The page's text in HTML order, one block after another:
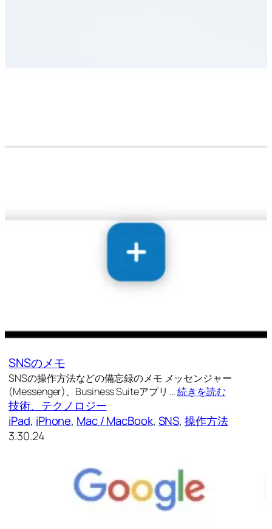
SNSのメモ
SNSの操作方法などの備忘録のメモ メッセンジャー
(Messenger)、Business Suiteアプリ …続きを読む
技術、テクノロジー
iPad, iPhone, Mac / MacBook, SNS, 操作方法
3.30.24